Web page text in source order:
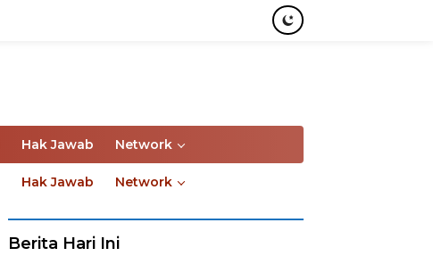
Hak Jawab Network
Hak Jawab Network
Berita Hari Ini